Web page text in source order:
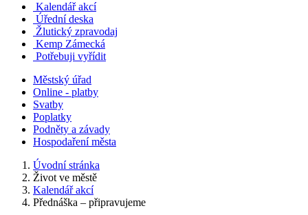
Kalendář akcí
Úřední deska
Žlutický zpravodaj
Kemp Zámecká
Potřebuji vyřídit
Městský úřad
Online - platby
Svatby
Poplatky
Podněty a závady
Hospodaření města
Úvodní stránka
Život ve městě
Kalendář akcí
Přednáška – připravujeme